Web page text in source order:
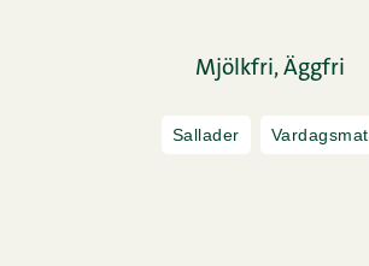
Mjölkfri, Äggfri
Sallader Vardagsmat